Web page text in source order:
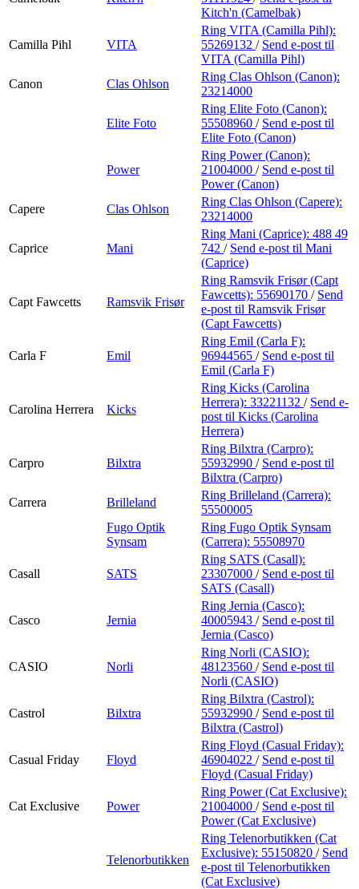
Kitch'n (Camelbak)
Camilla Pihl VITA
Ring VITA (Camilla Pihl):
55269132 / Send e-post til
VITA (Camilla Pihl)
Canon
Clas Ohlson
Ring Clas Ohlson (Canon):
23214000
Elite Foto
Ring Elite Foto (Canon):
55508960 / Send e-post til
Elite Foto (Canon)
Power
Ring Power (Canon):
21004000 / Send e-post til
Power (Canon)
Capere
Clas Ohlson
Ring Clas Ohlson (Capere):
23214000
Caprice Mani
Ring Mani (Caprice): 488 49
742 / Send e-post til Mani
(Caprice)
Capt Fawcetts Ramsvik Frisør
Ring Ramsvik Frisør (Capt
Fawcetts): 55690170 / Send
e-post til Ramsvik Frisør
(Capt Fawcetts)
Carla F Emil
Ring Emil (Carla F):
96944565 / Send e-post til
Emil (Carla F)
Carolina Herrera Kicks
Ring Kicks (Carolina
Herrera): 33221132 / Send e-
post til Kicks (Carolina
Herrera)
Carpro Bilxtra
Ring Bilxtra (Carpro):
55932990 / Send e-post til
Bilxtra (Carpro)
Carrera
Brilleland
Ring Brilleland (Carrera):
55500005
Fugo Optik
Synsam
Ring Fugo Optik Synsam
(Carrera): 55508970
Casall SATS
Ring SATS (Casall):
23307000 / Send e-post til
SATS (Casall)
Casco Jernia
Ring Jernia (Casco):
40005943 / Send e-post til
Jernia (Casco)
CASIO Norli
Ring Norli (CASIO):
48123560 / Send e-post til
Norli (CASIO)
Castrol Bilxtra
Ring Bilxtra (Castrol):
55932990 / Send e-post til
Bilxtra (Castrol)
Casual Friday Floyd
Ring Floyd (Casual Friday):
46904022 / Send e-post til
Floyd (Casual Friday)
Cat Exclusive Power
Ring Power (Cat Exclusive):
21004000 / Send e-post til
Power (Cat Exclusive)
Telenorbutikken
Ring Telenorbutikken (Cat
Exclusive): 55150820 / Send
e-post til Telenorbutikken
(Cat Exclusive)